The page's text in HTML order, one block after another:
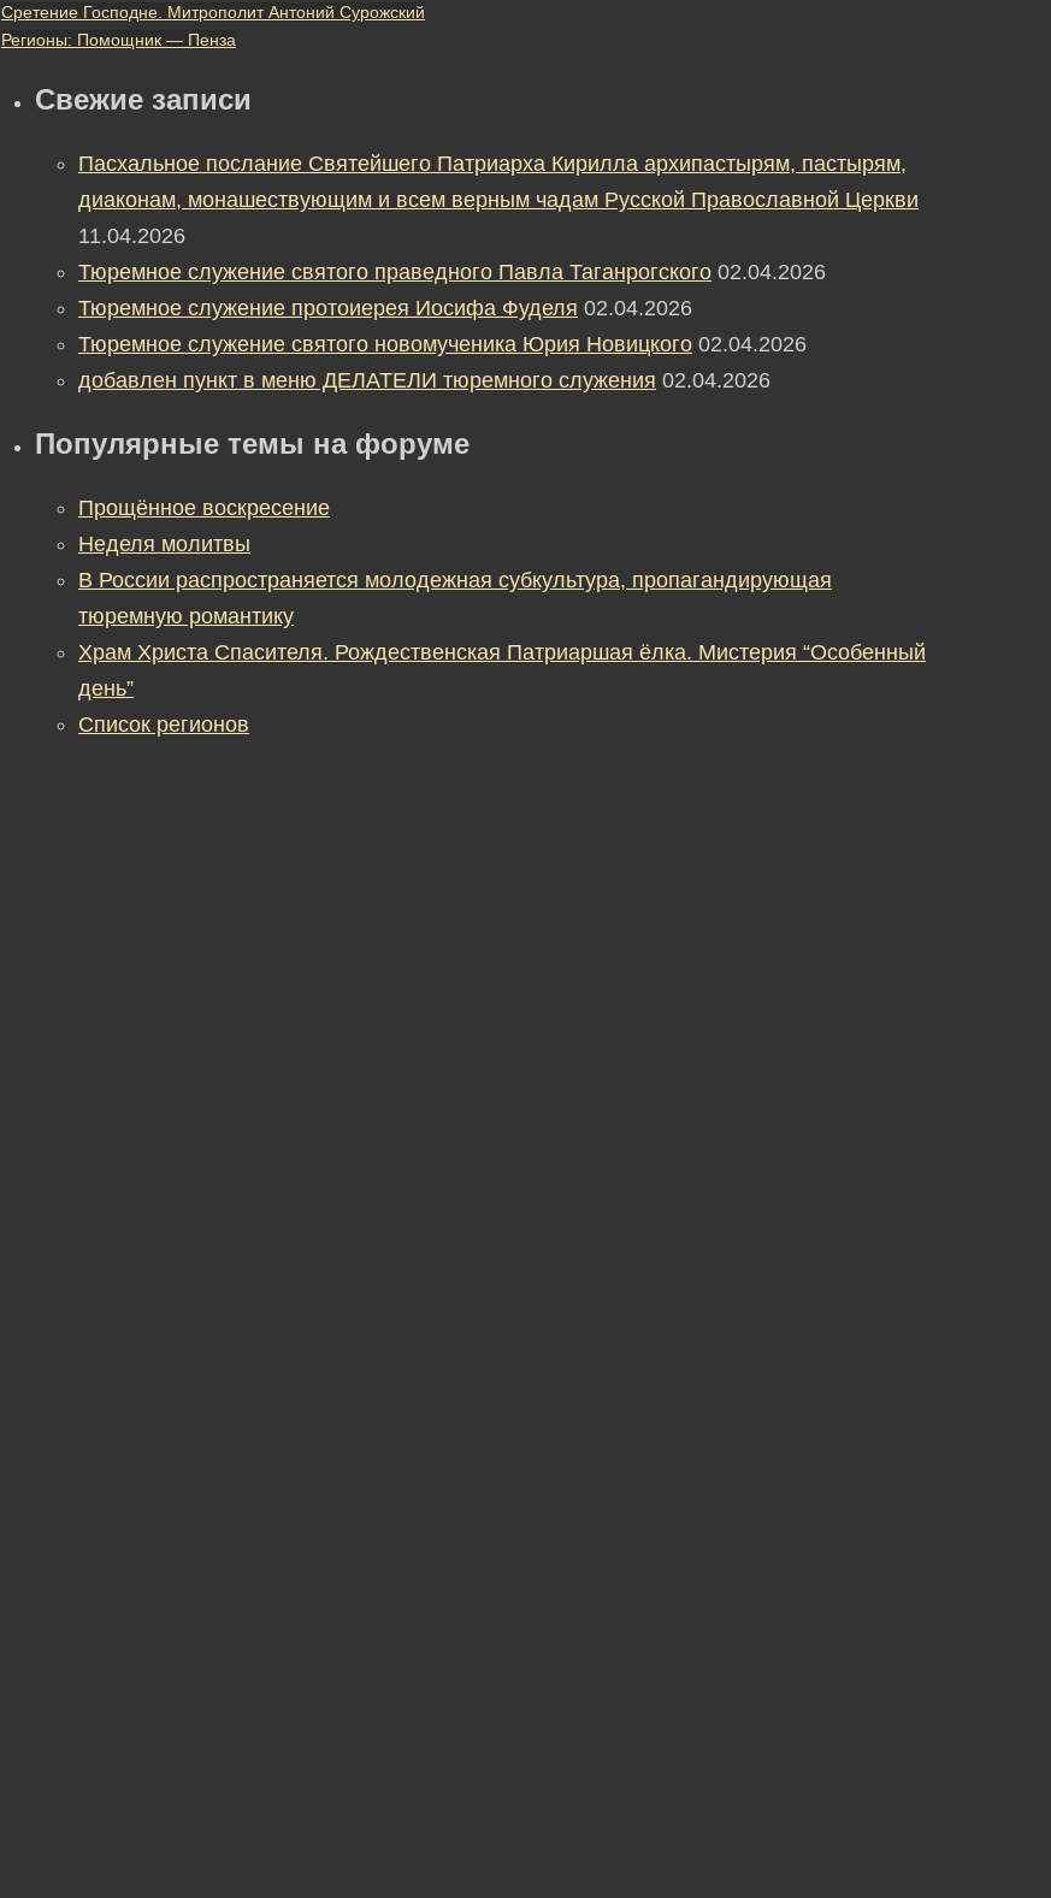
Сретение Господне. Митрополит Антоний Сурожский
Регионы: Помощник — Пенза
Свежие записи
Пасхальное послание Святейшего Патриарха Кирилла архипастырям, пастырям,
диаконам, монашествующим и всем верным чадам Русской Православной Церкви
11.04.2026
Тюремное служение святого праведного Павла Таганрогского 02.04.2026
Тюремное служение протоиерея Иосифа Фуделя 02.04.2026
Тюремное служение святого новомученика Юрия Новицкого 02.04.2026
добавлен пункт в меню ДЕЛАТЕЛИ тюремного служения 02.04.2026
Популярные темы на форуме
Прощённое воскресение
Неделя молитвы
В России распространяется молодежная субкультура, пропагандирующая
тюремную романтику
Храм Христа Спасителя. Рождественская Патриаршая ёлка. Мистерия “Особенный
день”
Список регионов